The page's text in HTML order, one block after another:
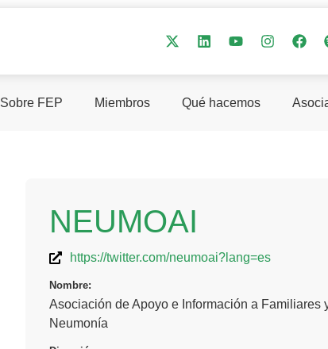
Sobre FEP Miembros Qué hacemos
NEUMOAI
https://twitter.com/neumoai?lang=es
Nombre:
Asociación de Apoyo e Información a Familiares
Neumonía